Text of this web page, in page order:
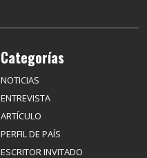
Categorías
NOTICIAS
ENTREVISTA
ARTÍCULO
PERFIL DE PAÍS
ESCRITOR INVITADO